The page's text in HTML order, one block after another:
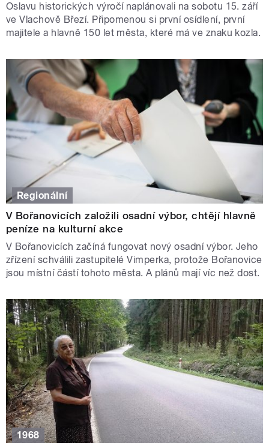
Oslavu historických výročí naplánovali na sobotu 15. září
ve Vlachově Březí. Připomenou si první osídlení, první
majitele a hlavně 150 let města, které má ve znaku kozla.
Regionální
V Bořanovicích založili osadní výbor, chtějí hlavně
peníze na kulturní akce
V Bořanovicích začíná fungovat nový osadní výbor. Jeho
zřízení schválili zastupitelé Vimperka, protože Bořanovice
jsou místní částí tohoto města. A plánů mají víc než dost.
1968